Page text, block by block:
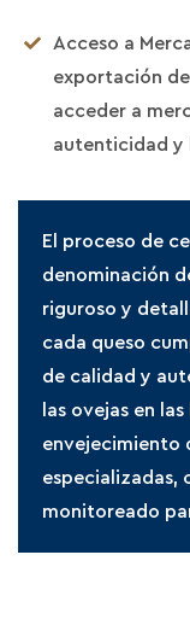
Acceso a
exportación
acceder a
autenticidad y
El proceso de
denominación
riguroso y
cada queso
de calidad y
las ovejas en
envejecimiento
especializadas,
monitoreado